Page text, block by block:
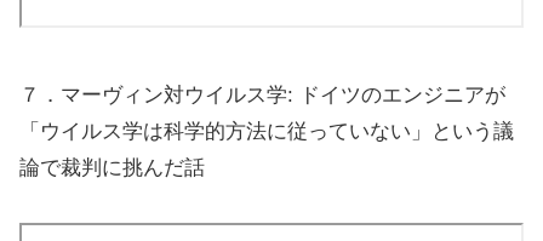
７．マーヴィン対ウイルス学: ドイツのエンジニアが
「ウイルス学は科学的方法に従っていない」という議
論で裁判に挑んだ話